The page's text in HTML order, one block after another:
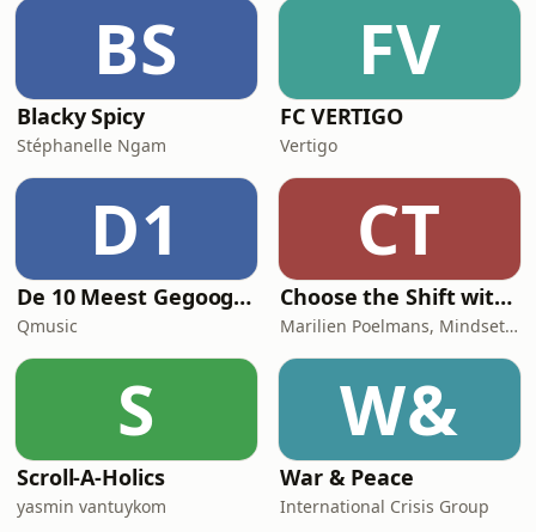
BS
Blacky Spicy
Stéphanelle Ngam
FV
FC VERTIGO
Vertigo
D1
De 10 Meest Gegoogelde Vragen Over…
Qmusic
CT
Choose the Shift with Marilien Poelmans
Marilien Poelmans, Mindset Mentor, Founder of the Mindset Shift Academy
S
Scroll-A-Holics
yasmin vantuykom
W&
War & Peace
International Crisis Group